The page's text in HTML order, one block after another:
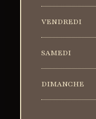
VENDREDI
SAMEDI
DIMANCHE